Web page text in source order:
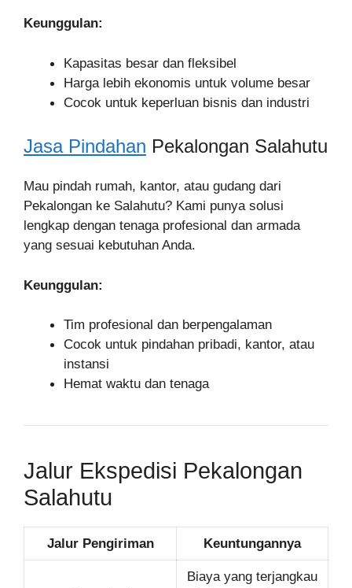
Keunggulan:
Kapasitas besar dan fleksibel
Harga lebih ekonomis untuk volume besar
Cocok untuk keperluan bisnis dan industri
Jasa Pindahan Pekalongan Salahutu
Mau pindah rumah, kantor, atau gudang dari
Pekalongan ke Salahutu? Kami punya solusi
lengkap dengan tenaga profesional dan armada
yang sesuai kebutuhan Anda.
Keunggulan:
Tim profesional dan berpengalaman
Cocok untuk pindahan pribadi, kantor, atau
instansi
Hemat waktu dan tenaga
Jalur Ekspedisi Pekalongan
Salahutu
Jalur Pengiriman Keuntungannya
Biaya yang terjangkau